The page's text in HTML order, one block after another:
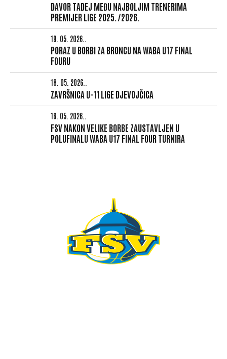
DAVOR TADEJ MEĐU NAJBOLJIM TRENERIMA
PREMIJER LIGE 2025./2026.
19. 05. 2026..
PORAZ U BORBI ZA BRONCU NA WABA U17 FINAL
FOURU
18. 05. 2026..
ZAVRŠNICA U-11 LIGE DJEVOJČICA
16. 05. 2026..
FSV NAKON VELIKE BORBE ZAUSTAVLJEN U
POLUFINALU WABA U17 FINAL FOUR TURNIRA